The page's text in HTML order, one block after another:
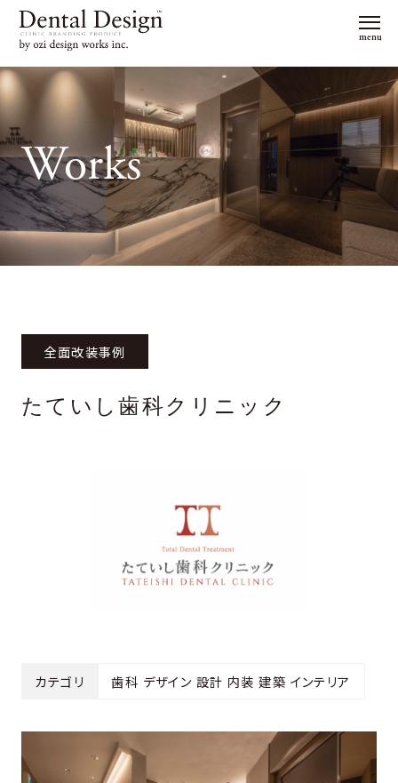
menu
Works
全面改装事例
たていし歯科クリニック
カテゴリ 歯科 デザイン 設計 内装 建築 インテリア